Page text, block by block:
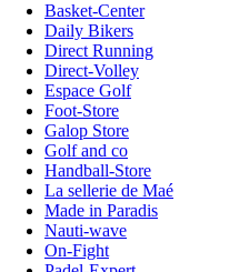
Basket-Center
Daily Bikers
Direct Running
Direct-Volley
Espace Golf
Foot-Store
Galop Store
Golf and co
Handball-Store
La sellerie de Maé
Made in Paradis
Nauti-wave
On-Fight